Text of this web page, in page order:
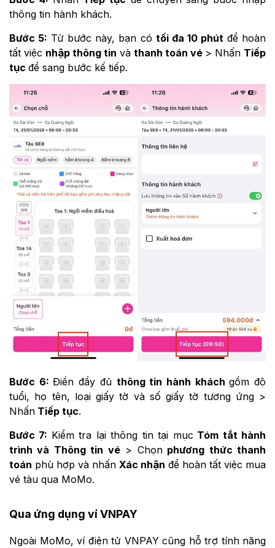
thông tin hành khách.
Bước 5: Từ bước này, bạn có tối đa 10 phút để hoàn
tất việc nhập thông tin và thanh toán vé > Nhấn Tiếp
tục để sang bước kế tiếp.
Bước 6:Điền đầy đủ thông tin hành kháchgồm độ
tuổi, họ tên, loại giấy tờ và số giấy tờ tương ứng >
Nhấn Tiếp tục.
Bước 7: Kiểm tra lại thông tin tại mục Tóm tắt hành
trình và Thông tin vé> Chọnphương thức thanh
toán phù hợp và nhấn Xác nhận để hoàn tất việc mua
vé tàu qua MoMo.
Qua ứng dụng ví VNPAY
Ngoài MoMo, ví điện tử VNPAY cũng hỗ trợ tính năng